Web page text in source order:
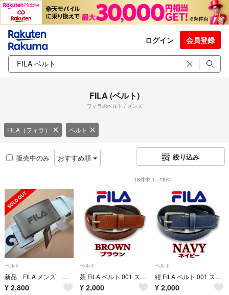
ログイン 会員登録
FILA (ベルト)
フィラのベルト / メンズ
FILA（フィラ） ベルト
販売中のみ おすすめ順 絞り込み
18件中 1 - 18件
ベルト
新品 FILA メンズ レディース ベルト ホワイト 定価4290円
¥ 2,800
ベルト
茶 FILA ベルト 001 ステッチ 2.8cm ブラウン フィラ
¥ 2,000
ベルト
紺 FILA ベルト 001 ステッチ 2.8cmネイビー フィラ
¥ 2,000